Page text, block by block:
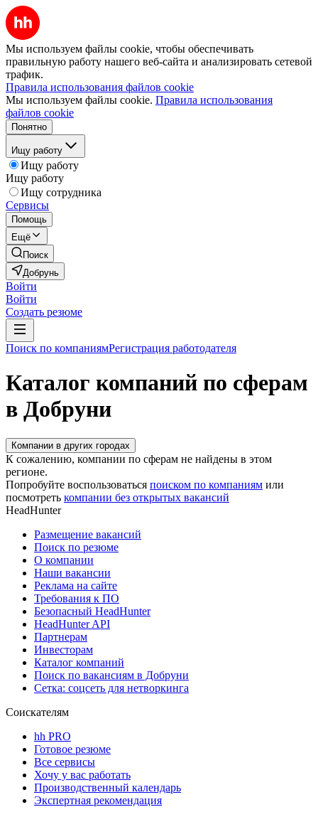
Мы используем файлы cookie, чтобы обеспечивать
правильную работу нашего веб-сайта и анализировать сетевой
трафик.
Правила использования файлов cookie
Мы используем файлы cookie. Правила использования
файлов cookie
Понятно
Ищу работу
Ищу работу
Ищу работу
Ищу сотрудника
Сервисы
Помощь
Ещё
Поиск
Добрунь
Войти
Войти
Создать резюме
Поиск по компаниямРегистрация работодателя
Каталог компаний по сферам
в Добруни
Компании в других городах
К сожалению, компании по сферам не найдены в этом
регионе.
Попробуйте воспользоваться поиском по компаниям или
посмотреть компании без открытых вакансий
HeadHunter
Размещение вакансий
Поиск по резюме
О компании
Наши вакансии
Реклама на сайте
Требования к ПО
Безопасный HeadHunter
HeadHunter API
Партнерам
Инвесторам
Каталог компаний
Поиск по вакансиям в Добруни
Сетка: соцсеть для нетворкинга
Соискателям
hh PRO
Готовое резюме
Все сервисы
Хочу у вас работать
Производственный календарь
Экспертная рекомендация